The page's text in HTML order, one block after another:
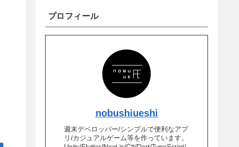
プロフィール
nobushiueshi
週末デベロッパー/シンプルで便利なアプ
リ/カジュアルゲーム等を作っています。